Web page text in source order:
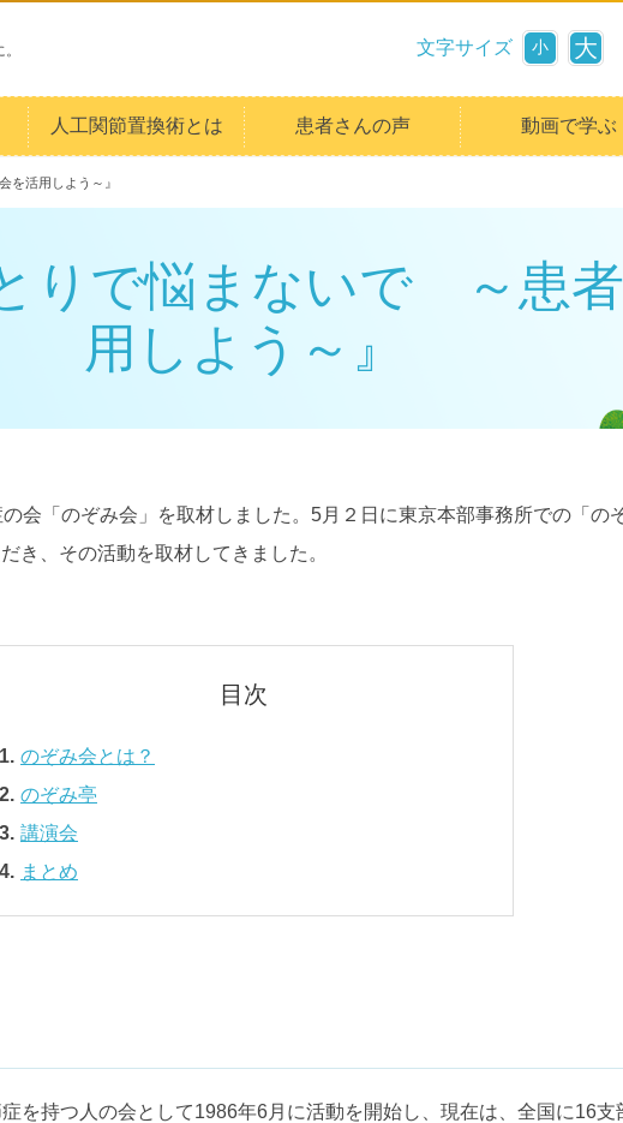
文字サイズ 小 大
人工関節置換術とは 患者さんの声 動画で学ぶ
活用しよう～』
りで悩まないで ～患
用しよう～』
会「のぞみ会」を取材しました。5月２日に東京本部事務所での「の
き、その活動を取材してきました。
のぞみ会とは？
のぞみ亭
講演会
まとめ
を持つ人の会として1986年6月に活動を開始し、現在は、全国に16支